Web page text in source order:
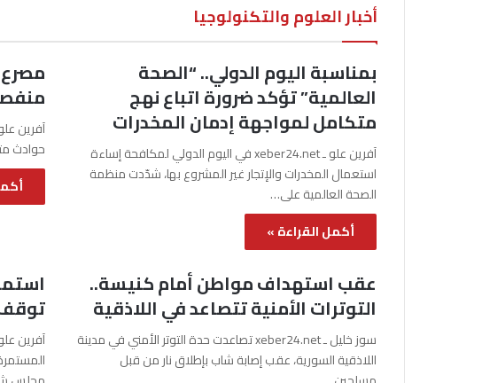
أخبار العلوم والتكنولوجيا
بمناسبة اليوم الدولي.. “الصحة
العالمية” تؤكد ضرورة اتباع نهج
متكامل لمواجهة إدمان المخدرات
آفرين علو ـ xeber24.net في اليوم الدولي لمكافحة إساءة
استعمال المخدرات والإتجار غير المشروع بها، شدّدت منظمة
الصحة العالمية على…
أكمل القراءة »
حوادث
عقب استهداف مواطن أمام كنيسة..
التوترات الأمنية تتصاعد في اللاذقية
سوز خليل ـ xeber24.net تصاعدت حدة التوتر الأمني في مدينة
اللاذقية السورية، عقب إصابة شاب بإطلاق نار من قبل
توقف 4 نشطاء من حزب